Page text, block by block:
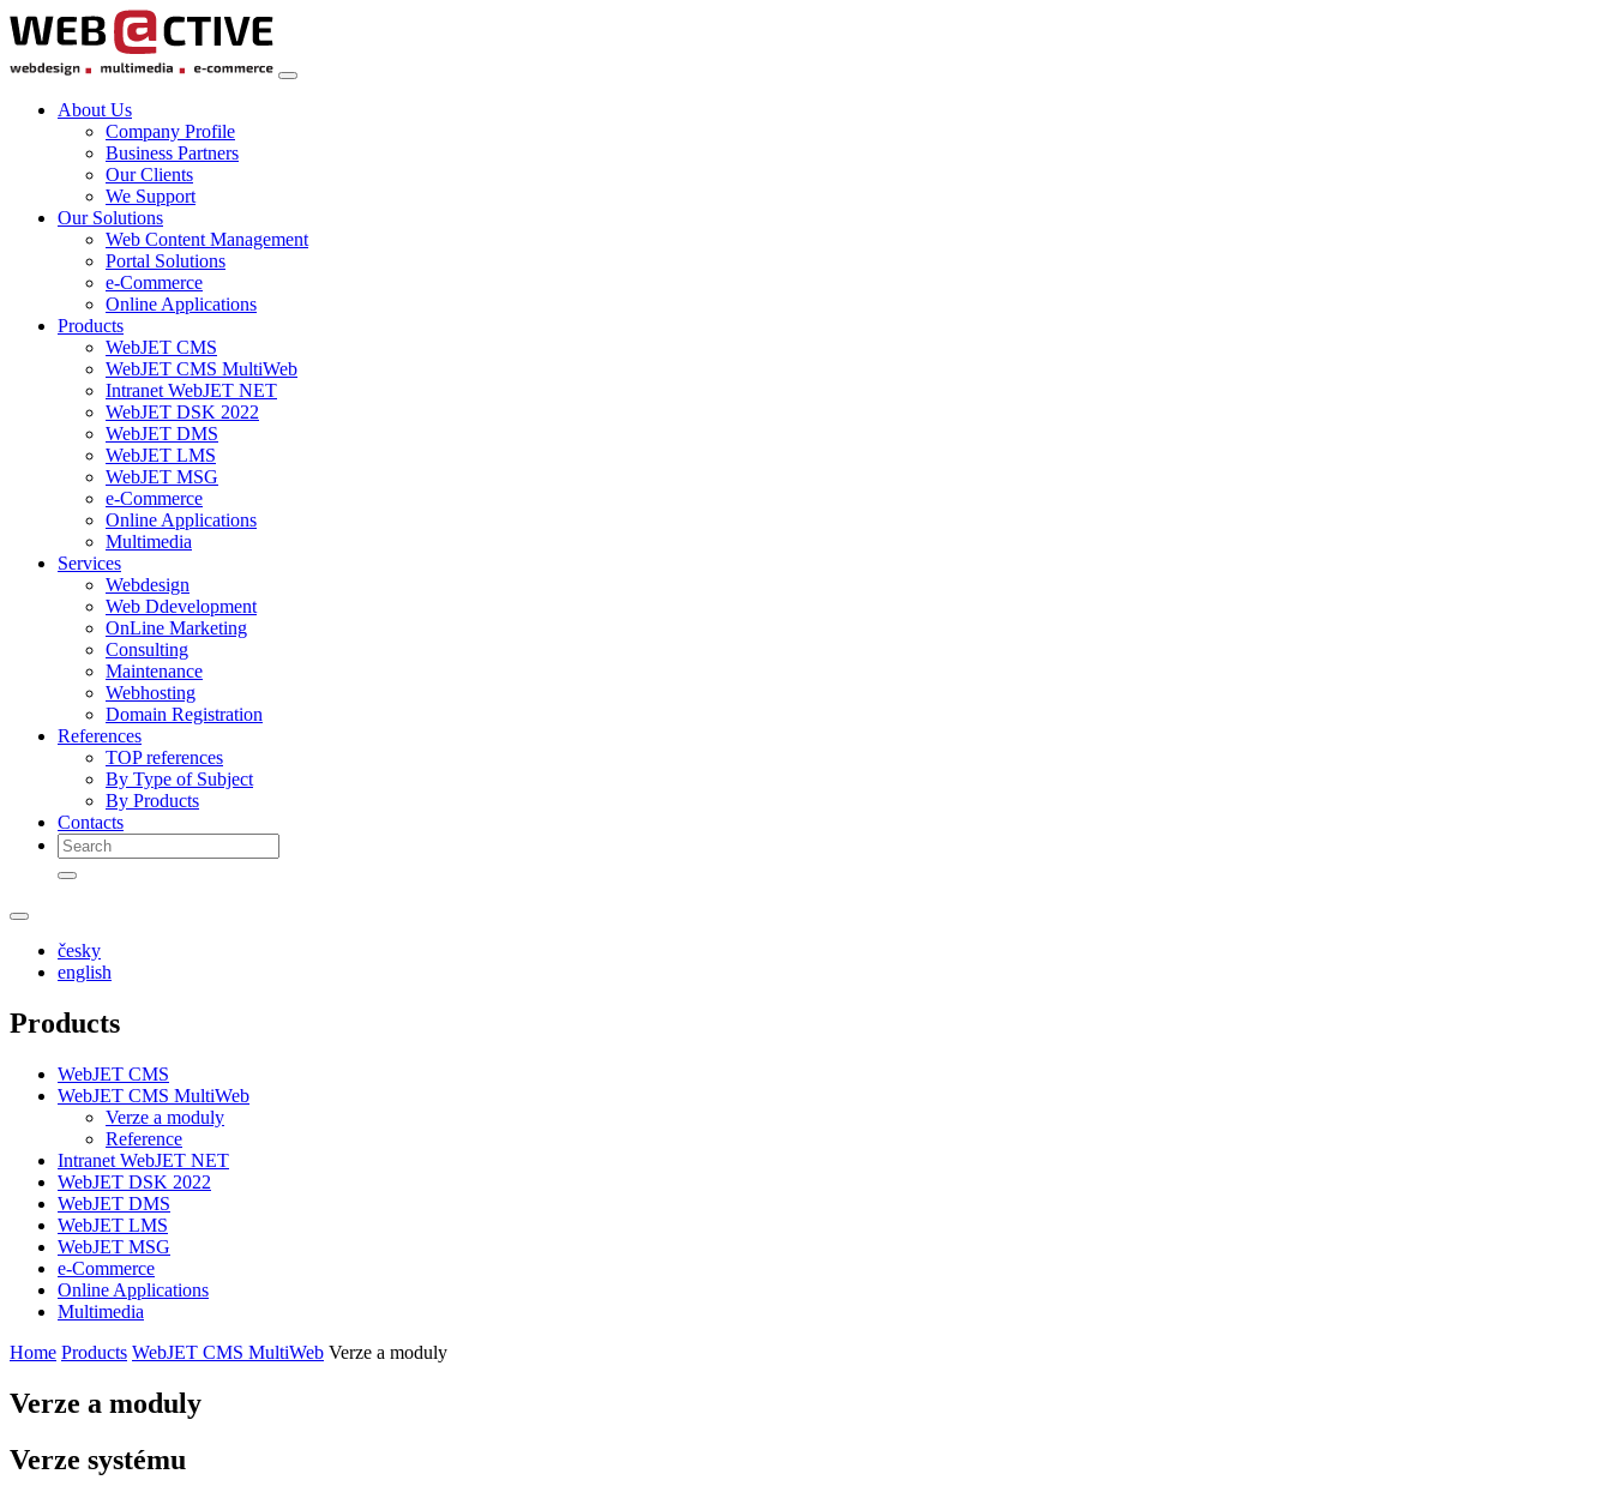
About Us
Company Profile
Business Partners
Our Clients
We Support
Our Solutions
Web Content Management
Portal Solutions
e-Commerce
Online Applications
Products
WebJET CMS
WebJET CMS MultiWeb
Intranet WebJET NET
WebJET DSK 2022
WebJET DMS
WebJET LMS
WebJET MSG
e-Commerce
Online Applications
Multimedia
Services
Webdesign
Web Ddevelopment
OnLine Marketing
Consulting
Maintenance
Webhosting
Domain Registration
References
TOP references
By Type of Subject
By Products
Contacts
česky
english
Products
WebJET CMS
WebJET CMS MultiWeb
Verze a moduly
Reference
Intranet WebJET NET
WebJET DSK 2022
WebJET DMS
WebJET LMS
WebJET MSG
e-Commerce
Online Applications
Multimedia
Home Products WebJET CMS MultiWeb Verze a moduly
Verze a moduly
Verze systému